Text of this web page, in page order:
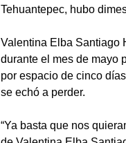
Tehuantepec, hubo
Valentina Elba Santiago
durante el mes de mayo
por espacio de cinco
se echó a perder.
“Ya basta que nos